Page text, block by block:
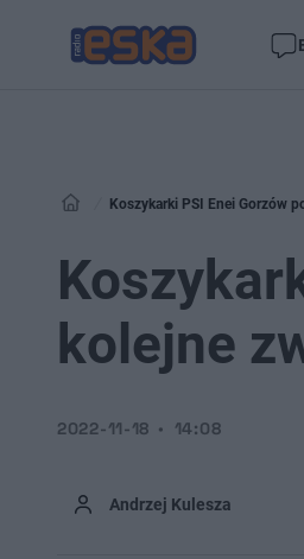
Koszykarki PSI Enei Gorzów
kolejne
Andrzej Kulesza
2022-11-18 14:08